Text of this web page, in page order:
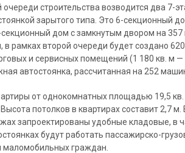
строительства возводится два 7-
зарытого типа. Это 6-секционный
дом с замкнутым двором на 357
рамках второй очереди будет создано 620
и сервисных помещений (1 180 кв. м
автостоянка, рассчитанная на 252
от однокомнатных площадью 19,5
потолков в квартирах составит 2,7 м.
запроектированы удобные кладовые, в
будут работать пассажирско-
граждан.